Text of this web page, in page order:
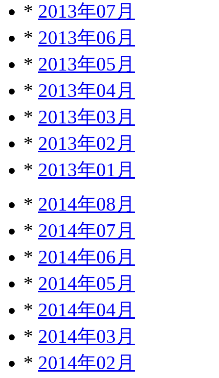
* 2013年07月
* 2013年06月
* 2013年05月
* 2013年04月
* 2013年03月
* 2013年02月
* 2013年01月
* 2014年08月
* 2014年07月
* 2014年06月
* 2014年05月
* 2014年04月
* 2014年03月
* 2014年02月